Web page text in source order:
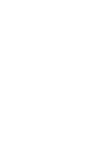
hiện tại là: